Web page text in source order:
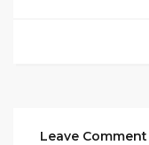
Leave Comment